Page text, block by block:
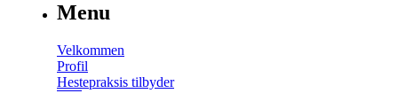
Menu
Velkommen
Profil
Hestepraksis tilbyder